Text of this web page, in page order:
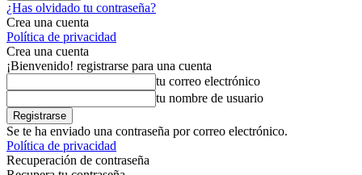
¿Has olvidado tu contraseña?
Crea una cuenta
Política de privacidad
Crea una cuenta
¡Bienvenido! registrarse para una cuenta
tu correo electrónico
tu nombre de usuario
Se te ha enviado una contraseña por correo electrónico.
Política de privacidad
Recuperación de contraseña